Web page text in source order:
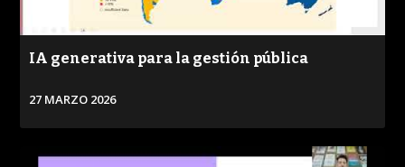
IA generativa para la gestión pública
27 MARZO 2026